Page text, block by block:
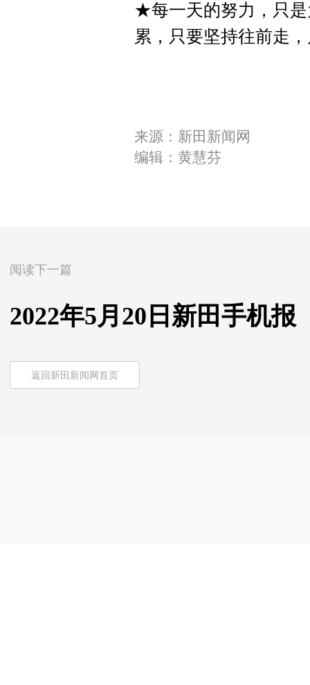
★每一天的努力，只
累，只要坚持往前走
来源：新田新闻网
编辑：黄慧芬
阅读下一篇
2022年5月20日新田手机报
返回新田新闻网首页